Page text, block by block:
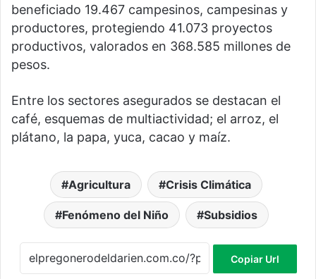
beneficiado 19.467 campesinos, campesinas y
productores, protegiendo 41.073 proyectos
productivos, valorados en 368.585 millones de
pesos.
Entre los sectores asegurados se destacan el
café, esquemas de multiactividad; el arroz, el
plátano, la papa, yuca, cacao y maíz.
Agricultura Crisis Climática
Fenómeno del Niño Subsidios
Copiar Url